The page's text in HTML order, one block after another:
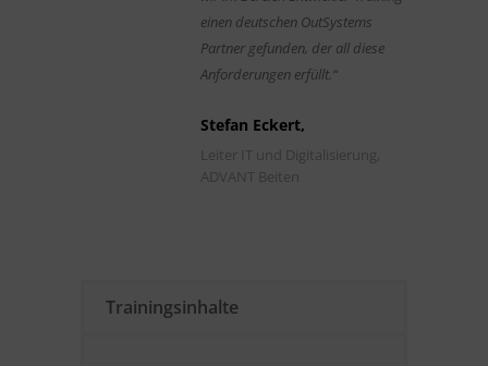
einen deutschen OutSystems
Partner gefunden, der all diese
Anforderungen erfüllt.“
Stefan Eckert,
Leiter IT und Digitalisierung,
ADVANT Beiten
Trainingsinhalte